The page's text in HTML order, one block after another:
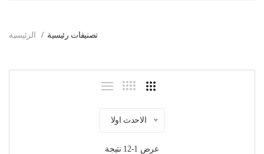
الرئيسية تصنيفات رئيسية
الاحدث اولا
عرض 1-12 نتيجة